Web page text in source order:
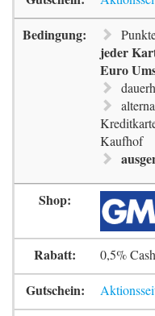
jeder
Euro
Kaufhof
0,5%